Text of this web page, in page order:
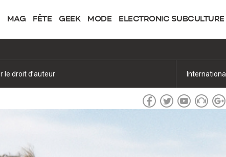
MAG FÊTE GEEK MODE ELECTRONIC SUBCULTURE
le droit d’auteur International